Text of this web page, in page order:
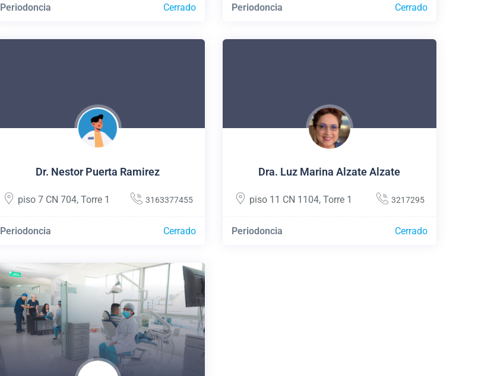
Periodoncia Cerrado Periodoncia Cerrado
Dr. Nestor Puerta Ramirez
piso 7 CN 704, Torre 1 3163377455
Periodoncia Cerrado
Dra. Luz Marina Alzate Alzate
piso 11 CN 1104, Torre 1 3217295
Periodoncia Cerrado